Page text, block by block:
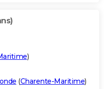
)
(Charente-Maritime)